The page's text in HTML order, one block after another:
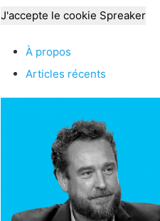
J'accepte le cookie Spreaker
À propos
Articles récents